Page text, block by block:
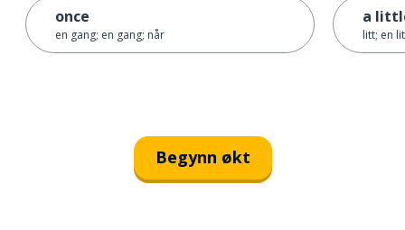
once
en gang; en gang; når
a
litt; en
Begynn økt